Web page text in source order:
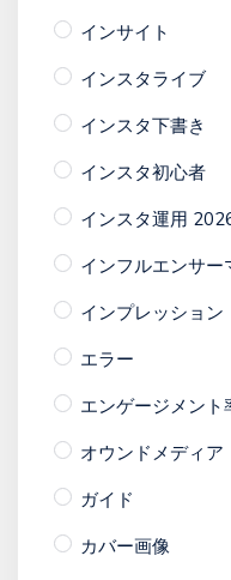
インサイト
インスタライブ
インスタ下書き
インスタ初心者
インスタ運用
インフルエンサ
インプレッション
エラー
エンゲージメント
オウンドメディア
ガイド
カバー画像